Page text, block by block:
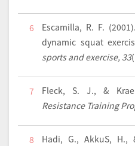
6
Escamilla, R. F.
dynamic squat
sports and exercise, 33
7 Fleck, S. J., &
Resistance Training
8
Hadi, G., AkkuS, H.,